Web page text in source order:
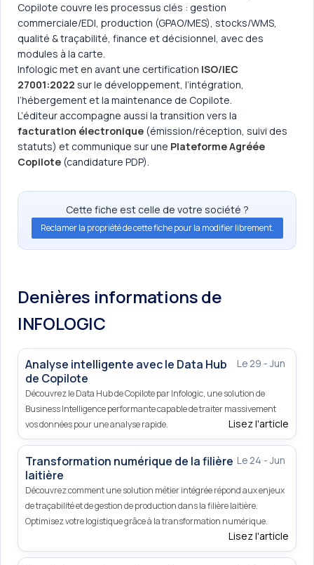
Copilote couvre les processus clés : gestion
commerciale/EDI, production (GPAO/MES), stocks/WMS,
qualité & traçabilité, finance et décisionnel, avec des
modules à la carte.
Infologic met en avant une certification ISO/IEC
27001:2022 sur le développement, l’intégration,
l’hébergement et la maintenance de Copilote.
L’éditeur accompagne aussi la transition vers la
facturation électronique (émission/réception, suivi des
statuts) et communique sur une Plateforme Agréée
Copilote (candidature PDP).
Cette fiche est celle de votre société ?
Reclamer la propriété de cette fiche pour la modifier librement.
Denières informations de
INFOLOGIC
Le 29 - Jun
Analyse intelligente avec le Data Hub
de Copilote
Découvrez le Data Hub de Copilote par Infologic, une solution de
Business Intelligence performante capable de traiter massivement
vos données pour une analyse rapide.
Lisez l'article
Le 24 - Jun
Transformation numérique de la filière
laitière
Découvrez comment une solution métier intégrée répond aux enjeux
de traçabilité et de gestion de production dans la filière laitière.
Optimisez votre logistique grâce à la transformation numérique.
Lisez l'article